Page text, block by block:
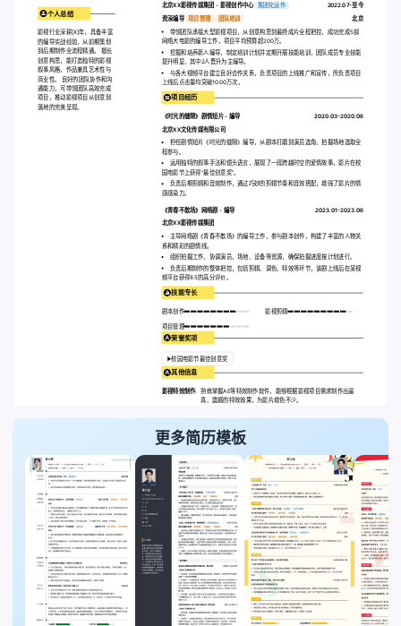
个人总结
影视行业深耕[X]年，具备丰富
的编导实战经验，从前期策划
到后期制作全流程精通。 擅长
创意构思，能打造独特的影视
叙事风格，作品兼具艺术性与
商业性。 良好的团队协作和沟
通能力，可带领团队高效完成
项目，推动影视项目从创意到
落地的完美呈现。
北京XX影视传媒集团 - 影视创作中心 集团化运作 2022.07-至今
资深编导 项目管理 团队培训 北京
带领团队承接大型影视项目，从创意构思到最终成片全程把控，成功完成5部
网络大电影的编导工作，项目平均预算超200万。
挖掘和培养新人编导，制定培训计划并定期开展技能培训，团队成员专业技能
提升明显，其中2人晋升为主编导。
与各大视频平台建立良好合作关系，负责项目的上线推广和宣传，所负责项目
上线后点击量均突破1000万次。
项目经历
《时光的缝隙》剧情短片 - 编导 2020.03-2020.06
北京XX文化传媒有限公司
担任剧情短片《时光的缝隙》编导，从剧本打磨到演员选角、拍摄场地选取全
程参与。
运用独特的叙事手法和镜头语言，展现了一段跨越时空的爱情故事，影片在校
园电影节上获得“最佳创意奖”。
负责后期剪辑和音效制作，通过巧妙的剪辑节奏和音效搭配，增强了影片的情
感感染力。
《青春不散场》网络剧 - 编导
2023.01-2023.06
北京XX影视传媒集团
主导网络剧《青春不散场》的编导工作，参与剧本创作，构建了丰富的人物关
系和精彩的剧情线。
组织拍摄工作，协调演员、场地、设备等资源，确保拍摄进度按计划进行。
负责后期制作的整体把控，包括剪辑、调色、特效等环节，该剧上线后在某视
频平台获得8.5的高分评价。
技能专长
剧本创作 影视剪辑
项目管理
荣誉奖项
校园电影节最佳创意奖
其他信息
影视特效制作: 熟练掌握AE等特效制作软件，能够根据影视项目需求制作出逼
真、震撼的特效效果，为影片增色不少。
更多简历模板